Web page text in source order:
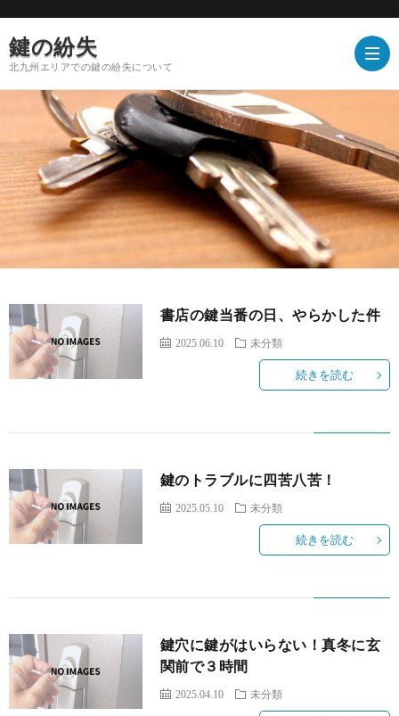
鍵の紛失
北九州エリアでの鍵の紛失について
書店の鍵当番の日、やらかした件
2025.06.10 未分類
続きを読む
鍵のトラブルに四苦八苦！
2025.05.10 未分類
続きを読む
鍵穴に鍵がはいらない！真冬に玄
関前で３時間
2025.04.10 未分類